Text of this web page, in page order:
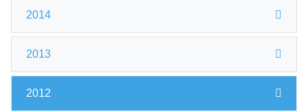
2014
2013
2012